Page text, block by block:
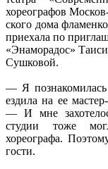
хореографов
ского дома
приехала по
«Энаморадос»
Сушковой.
— Я
ездила на ее
— И мне
студии тоже
хореографа.
гости.